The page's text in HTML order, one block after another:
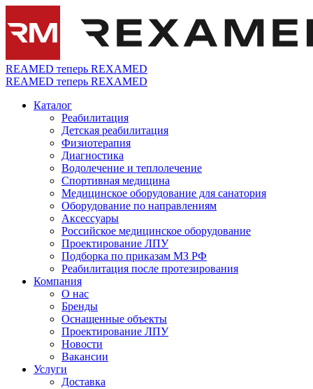
REAMED теперь REXAMED
REAMED теперь REXAMED
Каталог
Реабилитация
Детская реабилитация
Физиотерапия
Диагностика
Водолечение и теплолечение
Спортивная медицина
Медицинское оборудование для санатория
Оборудование по направлениям
Аксессуары
Российское медицинское оборудование
Проектирование ЛПУ
Подборка по приказам МЗ РФ
Реабилитация после протезирования
Компания
О нас
Бренды
Оснащенные объекты
Проектирование ЛПУ
Новости
Вакансии
Услуги
Доставка